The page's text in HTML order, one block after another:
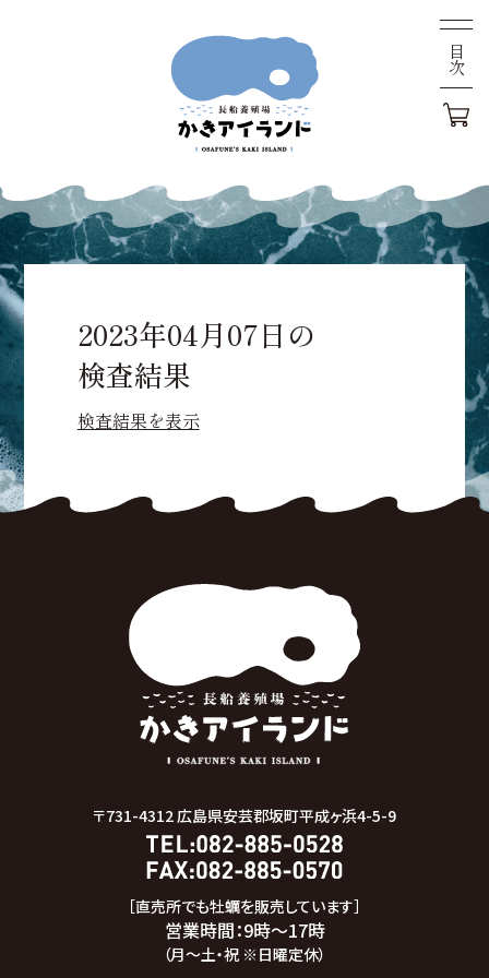
目次
2023年04月07日の
検査結果
検査結果を表示
〒731-4312 広島県安芸郡坂町平成ヶ浜4-5-9
［直売所でも牡蠣を販売しています］
営業時間：9時～17時
（月～土・祝 ※日曜定休）